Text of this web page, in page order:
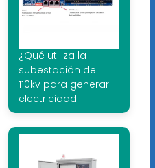
¿Qué utiliza la
subestación de
110kv para generar
electricidad